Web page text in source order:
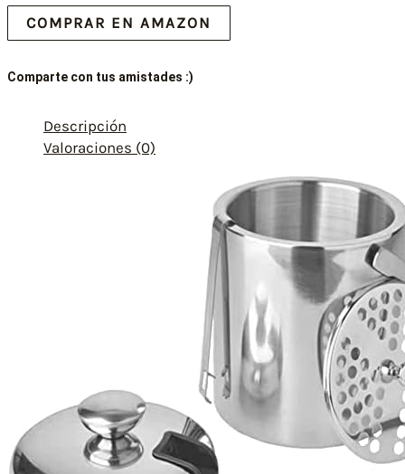
COMPRAR EN AMAZON
Comparte con tus amistades :)
Descripción
Valoraciones (0)